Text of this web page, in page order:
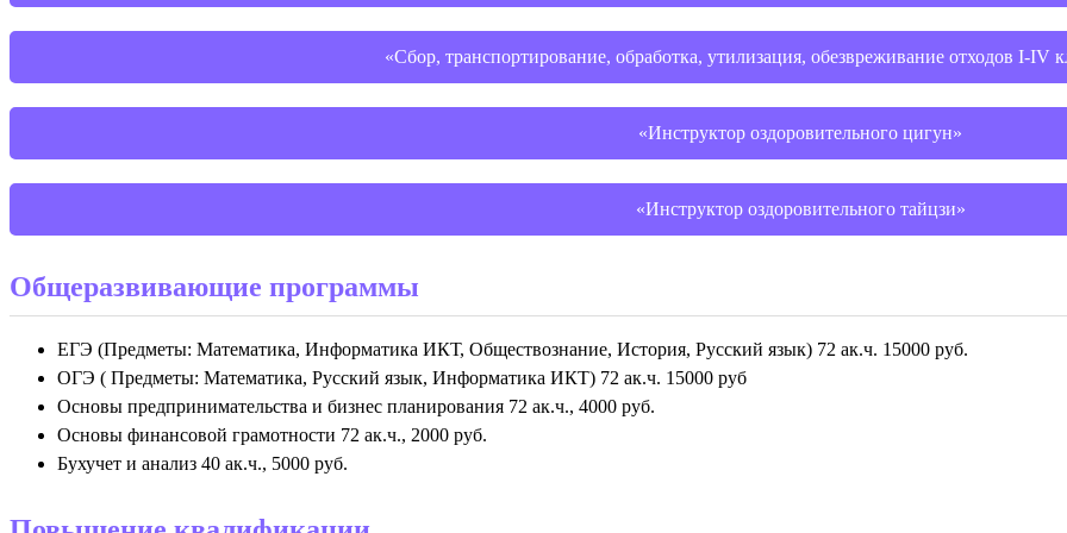
«Сбор, транспортирование, обработка, утилизация, обезвреживание отходов I-IV
«Инструктор оздоровительного цигун»
«Инструктор оздоровительного тайцзи»
Общеразвивающие программы
ЕГЭ (Предметы: Математика, Информатика ИКТ, Обществознание, История, Русский язык) 72 ак.ч. 15000 руб.
ОГЭ ( Предметы: Математика, Русский язык, Информатика ИКТ) 72 ак.ч. 15000 руб
Основы предпринимательства и бизнес планирования 72 ак.ч., 4000 руб.
Основы финансовой грамотности 72 ак.ч., 2000 руб.
Бухучет и анализ 40 ак.ч., 5000 руб.